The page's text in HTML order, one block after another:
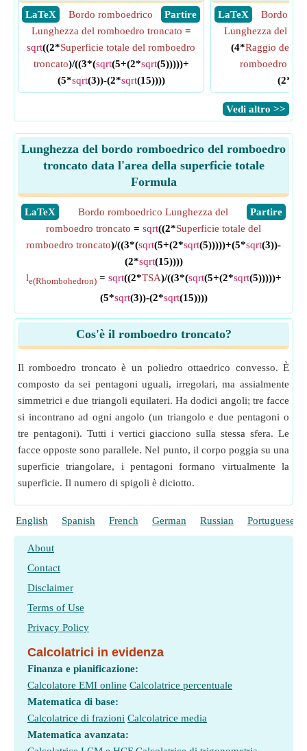
​ LaTeX
​ Partire
Bordo romboedrico
Lunghezza del romboedro troncato =
sqrt((2*Superficie totale del romboedro
troncato)/((3*(sqrt(5+(2*sqrt(5)))))+
(5*sqrt(3))-(2*sqrt(15))))
​ LaTeX
Bordo
Lunghezza del
(4*Raggio della
romboedro
(2*
​Vedi altro >>
Lunghezza del bordo romboedrico del romboedro
troncato data l'area della superficie totale
Formula
​LaTeX ​Partire
Bordo romboedrico Lunghezza del
romboedro troncato = sqrt((2*Superficie totale del
romboedro troncato)/((3*(sqrt(5+(2*sqrt(5)))))+(5*sqrt(3))-
(2*sqrt(15))))
le(Rhombohedron)= sqrt((2*TSA)/((3*(sqrt(5+(2*sqrt(5)))))+
(5*sqrt(3))-(2*sqrt(15))))
Cos'è il romboedro troncato?
Il romboedro troncato è un poliedro ottaedrico convesso. È
composto da sei pentagoni uguali, irregolari, ma assialmente
simmetrici e due triangoli equilateri. Ha dodici angoli; tre facce
si incontrano ad ogni angolo (un triangolo e due pentagoni o
tre pentagoni). Tutti i vertici giacciono sulla stessa sfera. Le
facce opposte sono parallele. Nel punto, il corpo poggia su una
superficie triangolare, i pentagoni formano virtualmente la
superficie. Il numero di spigoli è diciotto.
English Spanish French German Russian Portuguese
About
Contact
Disclaimer
Terms of Use
Privacy Policy
Calcolatrici in evidenza
Finanza e pianificazione:
Calcolatore EMI online Calcolatrice percentuale
Matematica di base:
Calcolatrice di frazioni Calcolatrice media
Matematica avanzata: